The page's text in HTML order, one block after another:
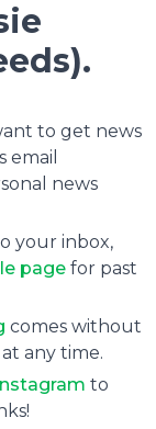
to get news
email
news
your inbox,
page for past
comes without
any time.
to